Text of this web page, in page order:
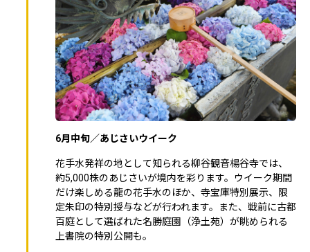
6月中旬／あじさいウイーク
花手水発祥の地として知られる柳谷観音楊谷寺では、
約5,000株のあじさいが境内を彩ります。ウイーク期間
だけ楽しめる龍の花手水のほか、寺宝庫特別展示、限
定朱印の特別授与などが行われます。また、戦前に古都
百庭として選ばれた名勝庭園（浄土苑）が眺められる
上書院の特別公開も。